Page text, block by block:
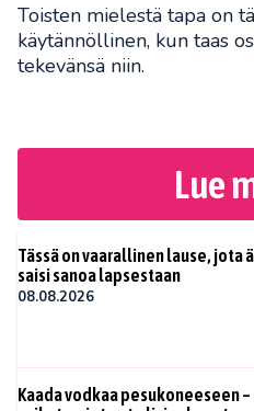
Toisten mielestä tapa on
käytännöllinen, kun taas
tekevänsä niin.
Lue
Tässä on vaarallinen lause, jota
saisi sanoa lapsestaan
08.08.2026
Kaada vodkaa pesukoneeseen